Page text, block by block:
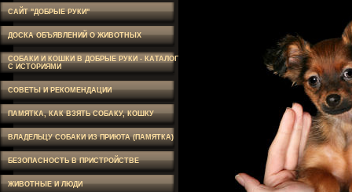
САЙТ "ДОБРЫЕ РУКИ"
ДОСКА ОБЪЯВЛЕНИЙ О ЖИВОТНЫХ
СОБАКИ И КОШКИ В ДОБРЫЕ РУКИ - КАТАЛОГ
С ИСТОРИЯМИ
СОВЕТЫ И РЕКОМЕНДАЦИИ
ПАМЯТКА, КАК ВЗЯТЬ СОБАКУ, КОШКУ
ВЛАДЕЛЬЦУ СОБАКИ ИЗ ПРИЮТА (ПАМЯТКА)
БЕЗОПАСНОСТЬ В ПРИСТРОЙСТВЕ
ЖИВОТНЫЕ И ЛЮДИ